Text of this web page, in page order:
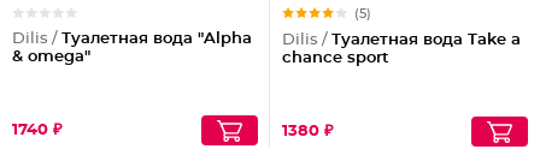
Dilis / Туалетная вода "Alpha
& omega"
1740 ₽
(5)
Dilis / Туалетная вода Take a
chance sport
1380 ₽